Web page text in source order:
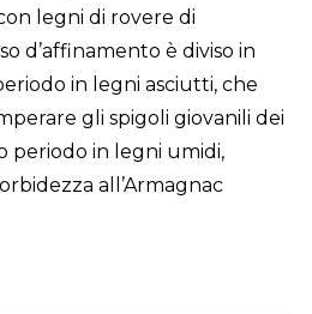
legni di rovere di
d’affinamento è diviso in
in legni asciutti, che
gli spigoli giovanili dei
periodo in legni umidi,
all’Armagnac